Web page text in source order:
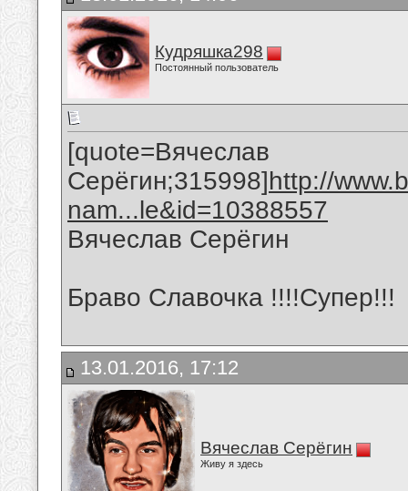
Кудряшка298
Постоянный пользователь
[quote=Вячеслав
Серёгин;315998]http://
nam...le&id=10388557
Вячеслав Серёгин
Браво Славочка !!!!Супер!!!
13.01.2016, 17:12
Вячеслав Серёгин
Живу я здесь